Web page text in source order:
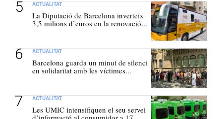
ACTUALITAT
La Diputació de Barcelona inverteix
3,5 milions d’euros en la renovació...
ACTUALITAT
Barcelona guarda un minut de silenci
en solidaritat amb les víctimes...
ACTUALITAT
Les UMIC intensifiquen el seu servei